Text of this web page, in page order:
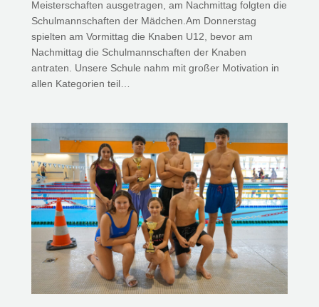
Meisterschaften ausgetragen, am Nachmittag folgten die
Schulmannschaften der Mädchen.Am Donnerstag
spielten am Vormittag die Knaben U12, bevor am
Nachmittag die Schulmannschaften der Knaben
antraten. Unsere Schule nahm mit großer Motivation in
allen Kategorien teil…